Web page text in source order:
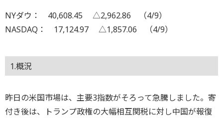
NYダウ： 40,608.45 △2,962.86 （4/9）
NASDAQ： 17,124.97 △1,857.06 （4/9）
1.概況
昨日の米国市場は、主要3指数がそろって急騰しました。寄
付き後は、トランプ政権の大幅相互関税に対し中国が報復